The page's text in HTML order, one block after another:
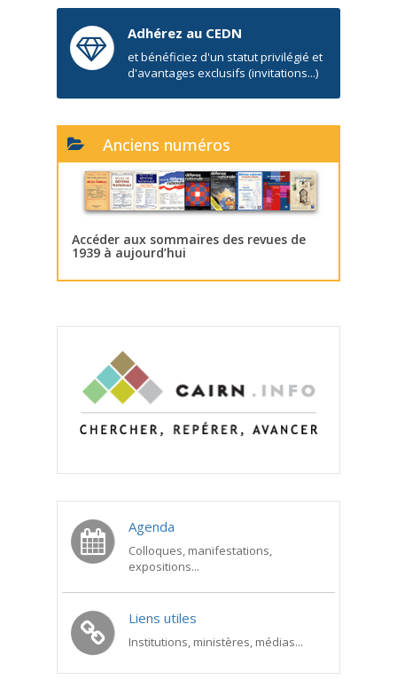
Adhérez au CEDN
et bénéficiez d'un statut privilégié et
d'avantages exclusifs (invitations...)
Anciens numéros
Accéder aux sommaires des revues de
1939 à aujourd’hui
Agenda
Colloques, manifestations,
expositions...
Liens utiles
Institutions, ministères, médias...